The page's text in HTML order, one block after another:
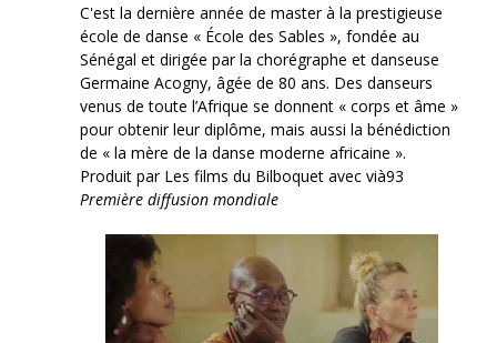
C'est la dernière année de master à la prestigieuse
école de danse « École des Sables », fondée au
Sénégal et dirigée par la chorégraphe et danseuse
Germaine Acogny, âgée de 80 ans. Des danseurs
venus de toute l’Afrique se donnent « corps et âme »
pour obtenir leur diplôme, mais aussi la bénédiction
de « la mère de la danse moderne africaine ».
Produit par Les films du Bilboquet avec vià93
Première diffusion mondiale